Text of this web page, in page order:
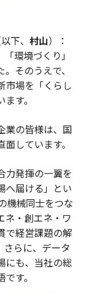
下、 村山）：
環境づくり」
そのうえで、
市場を「くらし
す。
業の皆様は、国
しています。
力発揮の一翼を
へ届ける」とい
機械同士をつな
ネ・創エネ・ワ
で経営課題の解
らに、データ
にも、当社の総
す。